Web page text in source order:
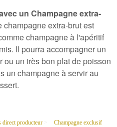
un Champagne extra-
champagne extra-brut est
champagne à l'apéritif
. Il pourra accompagner un
ou un très bon plat de poisson
un champagne à servir au
.
direct producteur>
Champagne exclusif